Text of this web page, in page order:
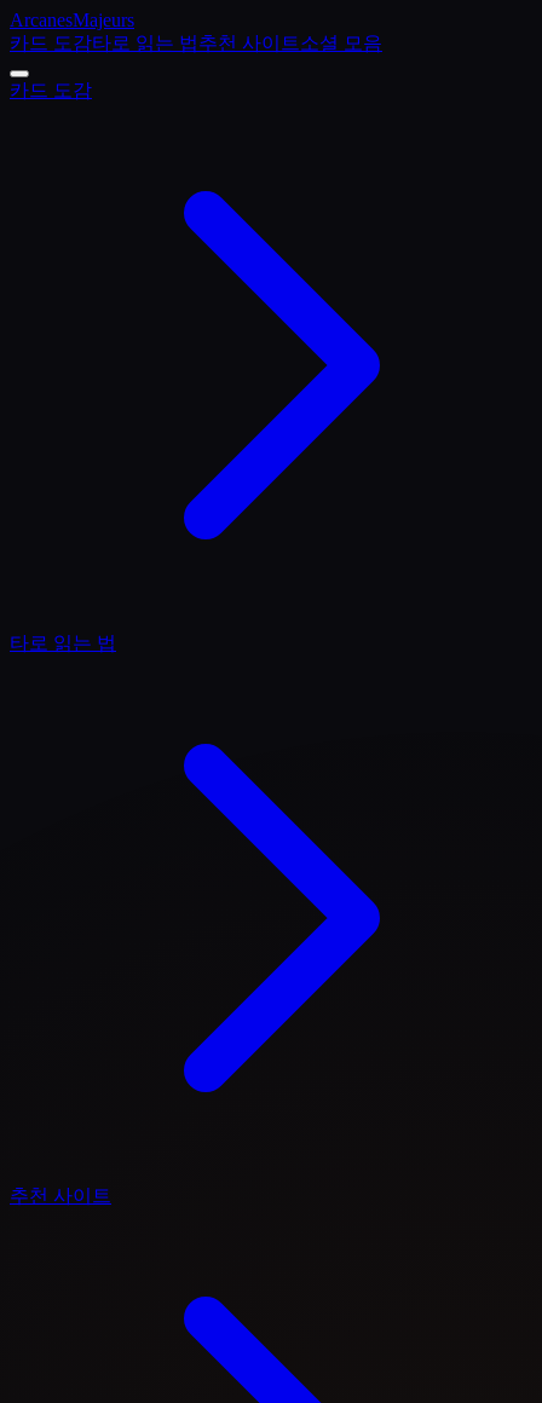
ArcanesMajeurs
카드 도감타로 읽는 법추천 사이트소셜 모음
카드 도감
타로 읽는 법
추천 사이트